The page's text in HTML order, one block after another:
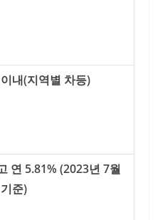
내(지역별 차등)
연 5.81% (2023년 7월
기준)